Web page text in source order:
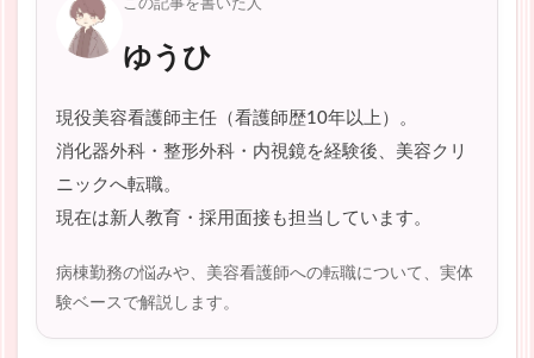
この記事を書いた人
ゆうひ
現役美容看護師主任（看護師歴10年以上）。
消化器外科・整形外科・内視鏡を経験後、美容クリ
ニックへ転職。
現在は新人教育・採用面接も担当しています。
病棟勤務の悩みや、美容看護師への転職について、実体
験ベースで解説します。